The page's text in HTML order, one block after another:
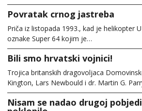
Povratak crnog jastreba
Priča iz listopada 1993., kad je helikopter
oznake Super 64 kojim je…
Bili smo hrvatski vojnici!
Trojica britanskih dragovoljaca
Kington, Lars Newbould i dr. Martin G.
Nisam se nadao drugoj